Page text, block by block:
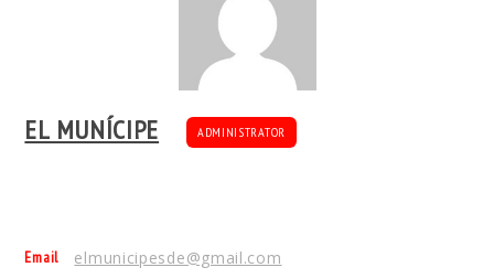
EL MUNÍCIPE ADMINISTRATOR
Email elmunicipesde@gmail.com